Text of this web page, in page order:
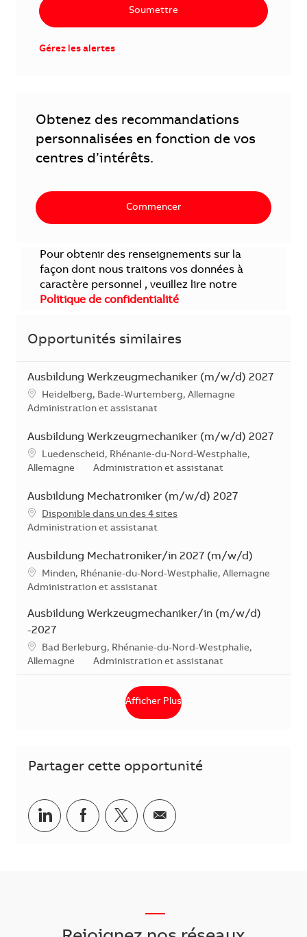
Soumettre
Gérez les alertes
Obtenez des recommandations
personnalisées en fonction de vos
centres d’intérêts.
Commencer
Pour obtenir des renseignements sur la
façon dont nous traitons vos données à
caractère personnel , veuillez lire notre
Politique de confidentialité
Opportunités similaires
Ausbildung Werkzeugmechaniker (m/w/d) 2027
Localisation
Heidelberg, Bade-Wurtemberg, Allemagne
Catégorie
Administration et assistanat
Ausbildung Werkzeugmechaniker (m/w/d) 2027
Localisation
Luedenscheid, Rhénanie-du-Nord-Westphalie,
Allemagne
Catégorie
Administration et assistanat
Ausbildung Mechatroniker (m/w/d) 2027
Disponible dans un des 4 sites
Catégorie
Administration et assistanat
Ausbildung Mechatroniker/in 2027 (m/w/d)
Localisation
Minden, Rhénanie-du-Nord-Westphalie, Allemagne
Catégorie
Administration et assistanat
Ausbildung Werkzeugmechaniker/in (m/w/d)
-2027
Localisation
Bad Berleburg, Rhénanie-du-Nord-Westphalie,
Allemagne
Catégorie
Administration et assistanat
Afficher Plus
Partager cette opportunité
Partager via LinkedIn
Partager via Facebook
Partager via Twitter
Partager par courriel